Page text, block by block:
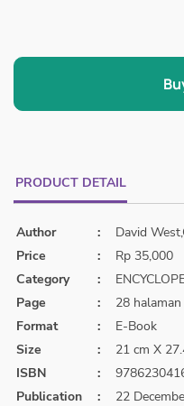
PRODUCT DETAIL
Author :
David
Price
:
Rp 35,000
Category
:
Page
:
28 halaman
Format
:
E-Book
Size
:
21 cm X
ISBN
:
Publication
: 22